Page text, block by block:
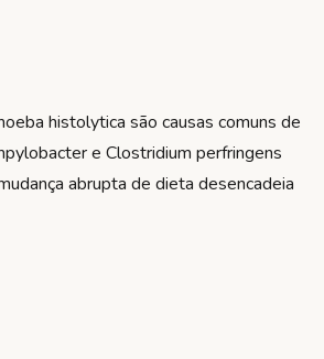
histolytica são causas comuns de
e Clostridium perfringens
abrupta de dieta desencadeia